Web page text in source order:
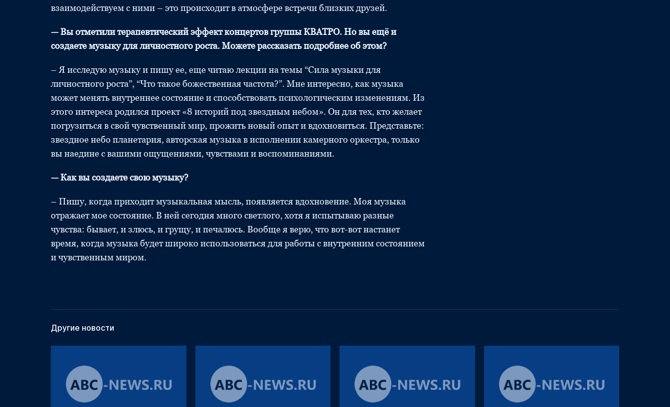
взаимодействуем с ними – это происходит в атмосфере встречи близких друзей.
— Вы отметили терапевтический эффект концертов группы КВАТРО. Но вы ещё и
создаете музыку для личностного роста. Можете рассказать подробнее об этом?
– Я исследую музыку и пишу ее, еще читаю лекции на темы “Сила музыки для
личностного роста”, “Что такое божественная частота?”. Мне интересно, как музыка
может менять внутреннее состояние и способствовать психологическим изменениям. Из
этого интереса родился проект «8 историй под звездным небом». Он для тех, кто желает
погрузиться в свой чувственный мир, прожить новый опыт и вдохновиться. Представьте:
звездное небо планетария, авторская музыка в исполнении камерного оркестра, только
вы наедине с вашими ощущениями, чувствами и воспоминаниями.
— Как вы создаете свою музыку?
– Пишу, когда приходит музыкальная мысль, появляется вдохновение. Моя музыка
отражает мое состояние. В ней сегодня много светлого, хотя я испытываю разные
чувства: бывает, и злюсь, и грущу, и печалюсь. Вообще я верю, что вот-вот настанет
время, когда музыка будет широко использоваться для работы с внутренним состоянием
и чувственным миром.
Другие новости